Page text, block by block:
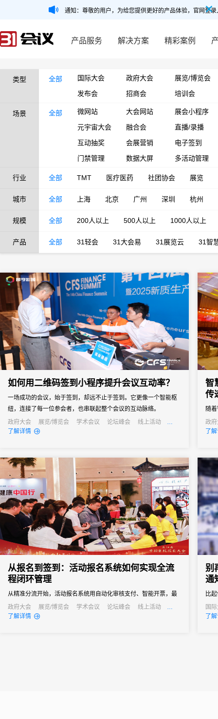
通知：尊敬的用户，为给您提供更好的产品体验，官网登
产品服务 解决方案 精彩案例
类型 全部 国际大会 政府大会
展览/博览会
发布会
招商会 培训会
场景 全部 微网站 大会网站
展会小程序
元宇宙大会
融合会
直播/录播
互动抽奖
会展营销
电子签到
门禁管理
数据大屏 多活动管理
行业 全部 TMT 医疗医药 社团协会 展览
城市 全部 上海 北京 广州 深圳 杭州
规模 全部 200人以上 500人以上 1000人以上
产品 全部 31轻会 31大会易 31展览云 31智
如何用二维码签到小程序提升会议互动率？
一场成功的会议，始于签到，却远不止于签到。它更像一个智能枢
纽，连接了每一位参会者，也串联起整个会议的互动脉络。
政府大会
展览/博览会 学术会议 论坛峰会
线上活动
线上展会
经销商大会
了解详情
智
传
随
点
信
政
公
了
从报名到签到：活动报名系统如何实现全流
程闭环管理
从精准分流开始，活动报名系统用自动化审核支付、智能开票，最
终实现数据驱动的精细化管理，让参会者享受丝滑体验，更让主办
方拥有掌控全局的能力。
政府大会 展览/博览会 学术会议 论坛峰会
线上活动
发布会
培训会
了解详情
别
通
比
理
国
线
了